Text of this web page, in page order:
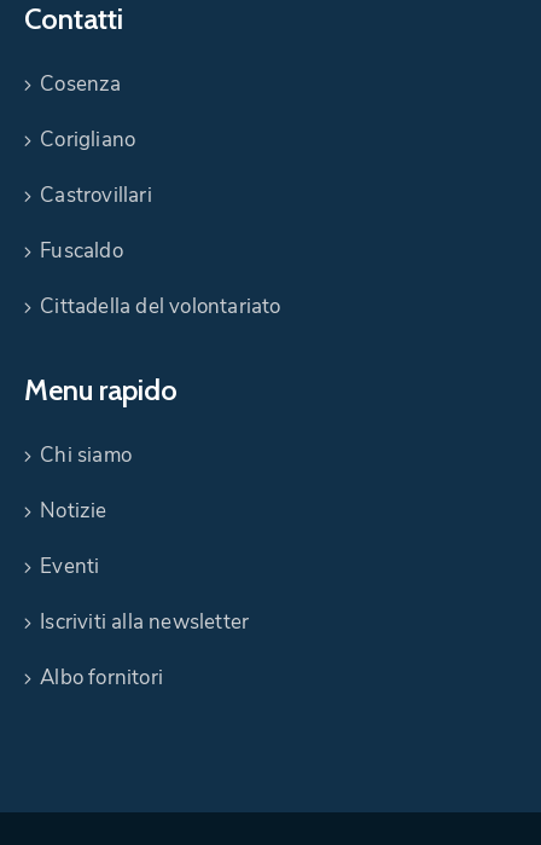
Contatti
Cosenza
Corigliano
Castrovillari
Fuscaldo
Cittadella del volontariato
Menu rapido
Chi siamo
Notizie
Eventi
Iscriviti alla newsletter
Albo fornitori